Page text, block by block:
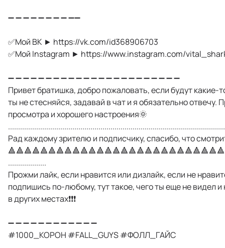
➖ ➖ ➖ ➖ ➖ ➖ ➖ ➖ ➖➖
✅Мой ВК ► https://vk.com/id368906703
✅Мой Instagram ► https://www.instagram.com/
➖ ➖ ➖ ➖ ➖ ➖ ➖ ➖ ➖ ➖ ➖ ➖ ➖ ➖ ➖ ➖ ➖ ➖ ➖ ➖ ➖ ➖ ➖
Привет братишка, добро пожаловать, если будут какие-
ты не стесняйся, задавай в чат и я обязательно отвечу.
просмотра и хорошего настроения🌞
Рад каждому зрителю и подписчику, спасибо, что
...................
Прожми лайк, если нравится или дизлайк, если не
подпишись по-любому, тут такое, чего ты еще не видел
в других местах❗️❗️❗️
➖ ➖ ➖ ➖ ➖ ➖ ➖ ➖ ➖ ➖ ➖ ➖
#1000_КОРОН #FALL_GUYS #ФОЛЛ_ГАЙС